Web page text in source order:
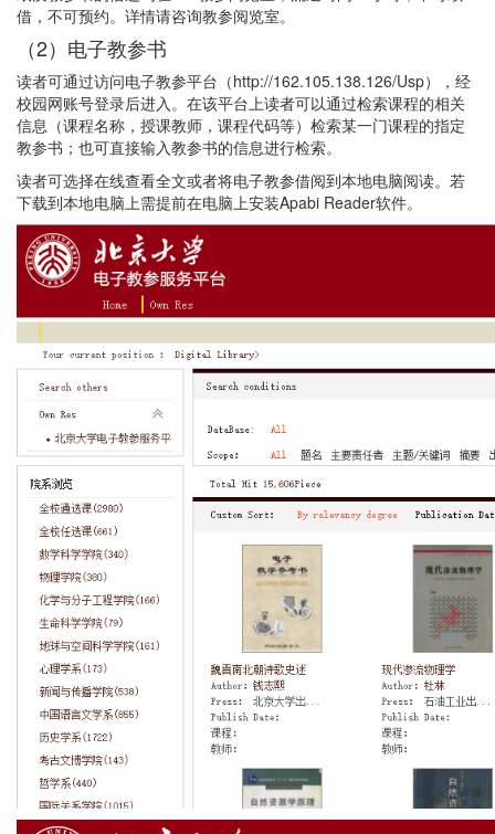
借，不可预约。详情请咨询教参阅览室。
（2）电子教参书
读者可通过访问电子教参平台（http://162.105.138.126/Usp），经
校园网账号登录后进入。在该平台上读者可以通过检索课程的相关
信息（课程名称，授课教师，课程代码等）检索某一门课程的指定
教参书；也可直接输入教参书的信息进行检索。
读者可选择在线查看全文或者将电子教参借阅到本地电脑阅读。若
下载到本地电脑上需提前在电脑上安装Apabi Reader软件。